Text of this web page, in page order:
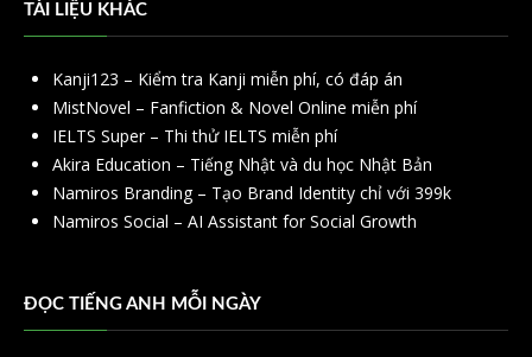
TÀI LIỆU KHÁC
Kanji123 – Kiểm tra Kanji miễn phí, có đáp án
MistNovel – Fanfiction & Novel Online miễn phí
IELTS Super – Thi thử IELTS miễn phí
Akira Education – Tiếng Nhật và du học Nhật Bản
Namiros Branding – Tạo Brand Identity chỉ với 399k
Namiros Social – AI Assistant for Social Growth
ĐỌC TIẾNG ANH MỖI NGÀY